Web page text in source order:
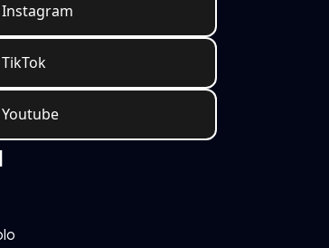
Instagram
TikTok
Youtube